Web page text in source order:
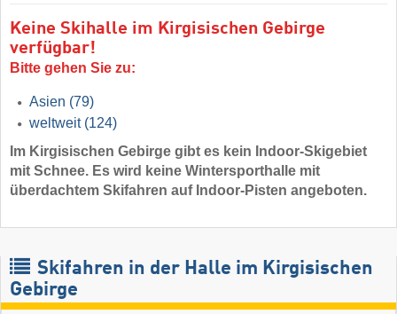
Keine Skihalle im Kirgisischen Gebirge
verfügbar!
Bitte gehen Sie zu:
Asien (79)
weltweit(124)
Im Kirgisischen Gebirge gibt es kein Indoor-Skigebiet
mit Schnee. Es wird keine Wintersporthalle mit
überdachtem Skifahren auf Indoor-Pisten angeboten.
Skifahren in der Halle im Kirgisischen
Gebirge